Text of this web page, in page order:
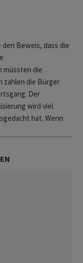
Beweis, dass die
müssten die
zahlen die Bürger
Der
wird viel
hat. Wenn